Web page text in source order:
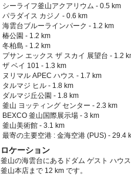
シーライフ釜山アクアリウム - 0.5 km
パラダイス カジノ - 0.6 km
海雲台ブルーラインパーク - 1.2 km
椿公園 - 1.2 km
冬柏島 - 1.2 km
プサン エックス ザ スカイ 展望台 - 1.2
ザ ベイ 101 - 1.3 km
ヌリマル APEC ハウス - 1.7 km
タルマジ ヒル - 1.8 km
ダルマジ丘公園 - 1.8 km
釜山 ヨッティング センター - 2.3 km
BEXCO 釜山国際展示場 - 3 km
釜山美術館 - 3.1 km
最寄の主要空港 : 金海空港 (PUS) - 29.4
ロケーション
釜山の海雲台にあるドダム ゲスト ハウ
釜山本店まで 12 km です。